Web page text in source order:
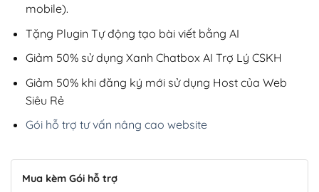
mobile).
Tặng Plugin Tự động tạo bài viết bằng AI
Giảm 50% sử dụng Xanh Chatbox AI Trợ Lý CSKH
Giảm 50% khi đăng ký mới sử dụng Host của Web
Siêu Rẻ
Gói hỗ trợ tư vấn nâng cao website
Mua kèm Gói hỗ trợ